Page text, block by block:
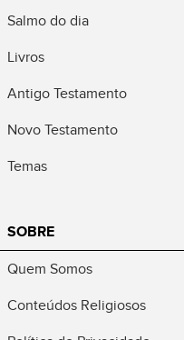
Salmo do dia
Livros
Antigo Testamento
Novo Testamento
Temas
SOBRE
Quem Somos
Conteúdos Religiosos